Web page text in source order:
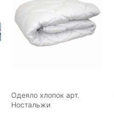
Одеяло хлопок арт.
Ностальжи